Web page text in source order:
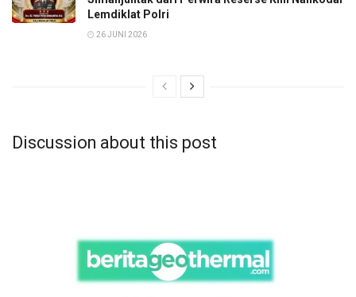
Lemdiklat Polri
26 JUNI 2026
Discussion about this post